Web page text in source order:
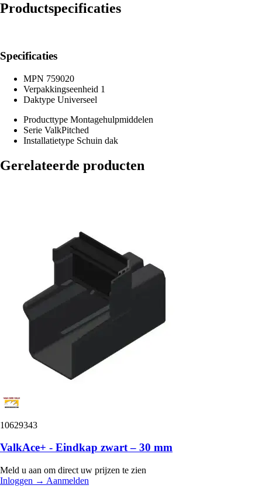
Productspecificaties
Specificaties
MPN 759020
Verpakkingseenheid 1
Daktype Universeel
Producttype Montagehulpmiddelen
Serie ValkPitched
Installatietype Schuin dak
Gerelateerde producten
10629343
ValkAce+ - Eindkap zwart – 30 mm
Meld u aan om direct uw prijzen te zien
Inloggen → Aanmelden